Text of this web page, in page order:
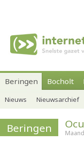
Beringen Bocholt
Nieuws Nieuwsarchief
Beringen